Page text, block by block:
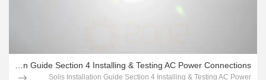
Solis Installation Guide Section 4 Installing & Testing AC Power